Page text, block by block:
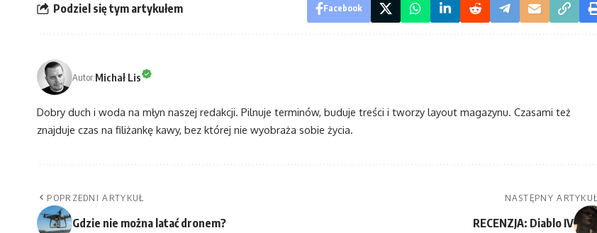
Podziel się tym artykułem Facebook
Autor:Michał Lis
Dobry duch i woda na młyn naszej redakcji. Pilnuje terminów, buduje treści i tworzy layout magazynu. Czasami też
znajduje czas na filiżankę kawy, bez której nie wyobraża sobie życia.
POPRZEDNI ARTYKUŁ
Gdzie nie można latać dronem?
NASTĘPNY ARTYKUŁ
RECENZJA: Diablo IV